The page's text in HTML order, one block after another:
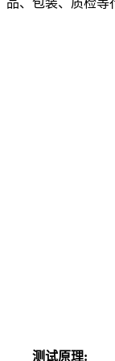
品、包装、质检等
测试原理: